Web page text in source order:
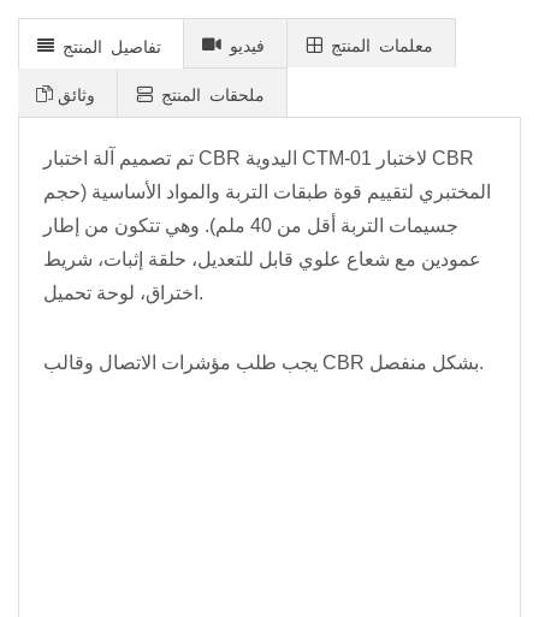
تفاصيل المنتج فيديو معلمات المنتج
وثائق ملحقات المنتج
تم تصميم آلة اختبار CBR اليدوية CTM-01 لاختبار CBR
المختبري لتقييم قوة طبقات التربة والمواد الأساسية (حجم
جسيمات التربة أقل من 40 ملم). وهي تتكون من إطار
عمودين مع شعاع علوي قابل للتعديل، حلقة إثبات، شريط
اختراق، لوحة تحميل.
يجب طلب مؤشرات الاتصال وقالب CBR بشكل منفصل.